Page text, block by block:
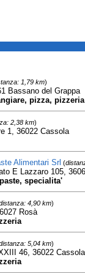
1,79 km)
Bassano del Grappa
pizza, pizzeria
2,38 km)
1, 36022 Cassola
Alimentari Srl (
E Lazzaro 105,
specialita'
4,90 km)
Rosà
5,04 km)
46, 36022 Cassola